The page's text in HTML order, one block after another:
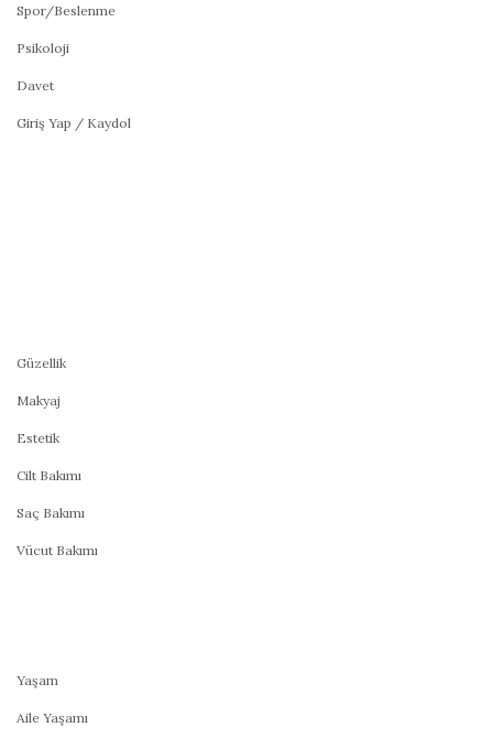
Spor/Beslenme
Psikoloji
Davet
Giriş Yap / Kaydol
Güzellik
Makyaj
Estetik
Cilt Bakımı
Saç Bakımı
Vücut Bakımı
Yaşam
Aile Yaşamı